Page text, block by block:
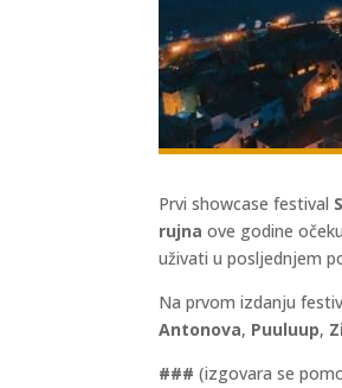
Prvi showcase festival
rujna ove godine
uživati u posljednjem
Na prvom izdanju
Antonova, Puuluup,
### (izgovara se